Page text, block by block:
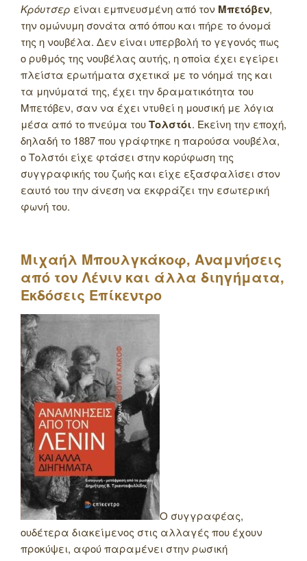
Κρόυτσερ είναι εμπνευσμένη από τον Μπετόβεν,
την ομώνυμη σονάτα από όπου και πήρε το όνομά
της η νουβέλα. Δεν είναι υπερβολή το γεγονός πως
ο ρυθμός της νουβέλας αυτής, η οποία έχει εγείρει
πλείστα ερωτήματα σχετικά με το νόημά της και
τα μηνύματά της, έχει την δραματικότητα του
Μπετόβεν, σαν να έχει ντυθεί η μουσική με λόγια
μέσα από το πνεύμα τουΤολστόι. Εκείνη την εποχή,
δηλαδή το 1887 που γράφτηκε η παρούσα νουβέλα,
ο Τολστόι είχε φτάσει στην κορύφωση της
συγγραφικής του ζωής και είχε εξασφαλίσει στον
εαυτό του την άνεση να εκφράζει την εσωτερική
φωνή του.
Μιχαήλ Μπουλγκάκοφ, Αναμνήσεις
από τον Λένιν και άλλα διηγήματα,
Εκδόσεις Επίκεντρο
Ο συγγραφέας,
ουδέτερα διακείμενος στις αλλαγές που έχουν
προκύψει, αφού παραμένει στην ρωσική